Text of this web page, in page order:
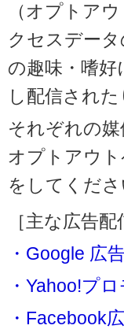
（オプトア
クセスデー
の趣味・嗜
し配信され
それぞれの
オプトアウ
をしてくださ
［主な広告
・Google 広
・Yahoo!プ
・Facebook